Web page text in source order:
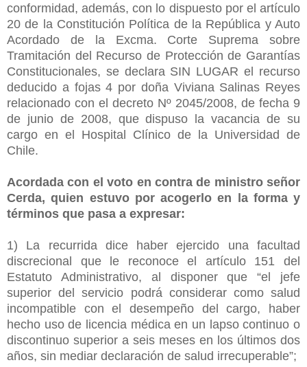
conformidad, además, con lo dispuesto por el artículo
20 de la Constitución Política de la República y Auto
Acordado de la Excma. Corte Suprema sobre
Tramitación del Recurso de Protección de Garantías
Constitucionales, se declara SIN LUGAR el recurso
deducido a fojas 4 por doña Viviana Salinas Reyes
relacionado con el decreto Nº 2045/2008, de fecha 9
de junio de 2008, que dispuso la vacancia de su
cargo en el Hospital Clínico de la Universidad de
Chile.
Acordada con el voto en contra de ministro señor
Cerda, quien estuvo por acogerlo en la forma y
términos que pasa a expresar:
1) La recurrida dice haber ejercido una facultad
discrecional que le reconoce el artículo 151 del
Estatuto Administrativo, al disponer que “el jefe
superior del servicio podrá considerar como salud
incompatible con el desempeño del cargo, haber
hecho uso de licencia médica en un lapso continuo o
discontinuo superior a seis meses en los últimos dos
años, sin mediar declaración de salud irrecuperable”;